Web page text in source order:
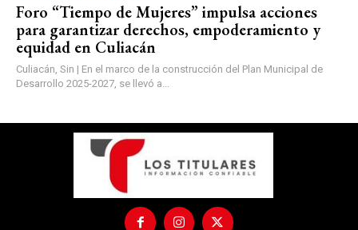
Foro “Tiempo de Mujeres” impulsa acciones
para garantizar derechos, empoderamiento y
equidad en Culiacán
Culiacán, Sin | En el marco de la construcción del Plan Municipal de
Desarrollo 2025-2027, se llevó a...